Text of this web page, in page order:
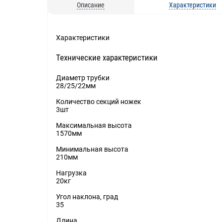
Описание Характеристики
Характеристики
Технические характеристики
Диаметр трубки
28/25/22мм
Количество секций ножек
3шт
Максимальная высота
1570мм
Минимальная высота
210мм
Нагрузка
20кг
Угол наклона, град
35